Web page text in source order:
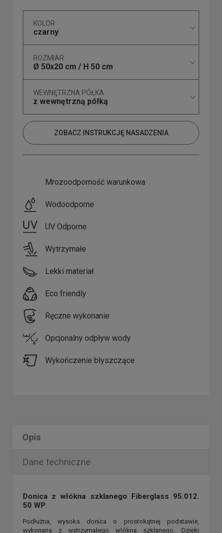
KOLOR
czarny
ROZMIAR
Ø 50x20 cm / H 50 cm
WEWNĘTRZNA PÓŁKA
z wewnętrzną półką
ZOBACZ INSTRUKCJĘ NASADZENIA
Mrozoodporność warunkowa
Wodoodporne
UV Odporne
Wytrzymałe
Lekki materiał
Eco friendly
Ręczne wykonanie
Opcjonalny odpływ wody
Wykończenie błyszczące
Opis
Dane techniczne
Donica z włókna szklanego Fiberglass 95.012.
50 WP
Podłużna, wysoka donica o prostokątnej podstawie,
wykonana z wytrzymałego włókna szklanego. Dzięki